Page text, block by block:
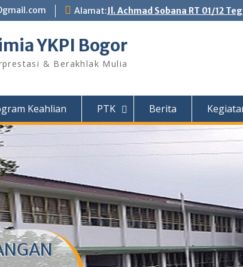
Alamat:Jl. Achmad Sobana RT 01/12
YKPI Bogor
& Berakhlak Mulia
Keahlian PTK Berita